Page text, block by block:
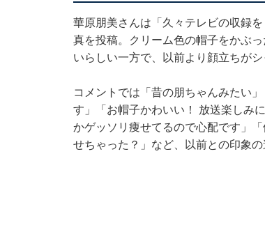
華原朋美さんは「久々テレビの収録
真を投稿。クリーム色の帽子をかぶ
いらしい一方で、以前より顔立ちが
コメントでは「昔の朋ちゃんみたい
す」「お帽子かわいい！ 放送楽しみ
かゲッソリ痩せてるので心配です」
せちゃった？」など、以前との印象